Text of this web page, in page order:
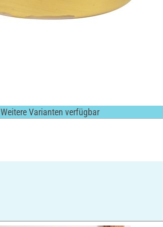
Weitere Varianten verfügbar